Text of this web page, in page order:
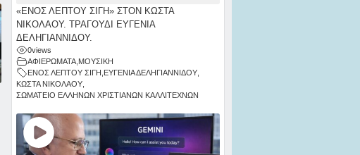
«ΕΝΟΣ ΛΕΠΤΟΥ ΣΙΓΗ» ΣΤΟΝ ΚΩΣΤΑ
ΝΙΚΟΛΑΟΥ. ΤΡΑΓΟΥΔΙ ΕΥΓΕΝΙΑ
ΔΕΛΗΓΙΑΝΝΙΔΟΥ.
0views
ΑΦΙΕΡΩΜΑΤΑ, ΜΟΥΣΙΚΗ
ΕΝΟΣ ΛΕΠΤΟΥ ΣΙΓΗ ΕΥΓΕΝΙΑ ΔΕΛΗΓΙΑΝΝΙΔΟΥ,
ΚΩΣΤΑ ΝΙΚΟΛΑΟΥ,
ΣΩΜΑΤΕΙΟ ΕΛΛΗΝΩΝ ΧΡΙΣΤΙΑΝΩΝ ΚΑΛΛΙΤΕΧΝΩΝ